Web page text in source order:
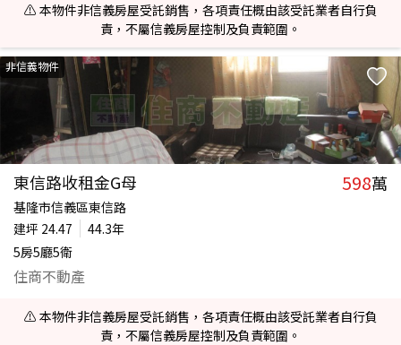
⚠️ 本物件非信義房屋受託銷售，各項責任概由該受託業者自行負
責，不屬信義房屋控制及負責範圍。
非信義物件
東信路收租金G母 598萬
基隆市信義區東信路
建坪 24.47
44.3年
5房5廳5衛
住商不動產
⚠️ 本物件非信義房屋受託銷售，各項責任概由該受託業者自行負
責，不屬信義房屋控制及負責範圍。